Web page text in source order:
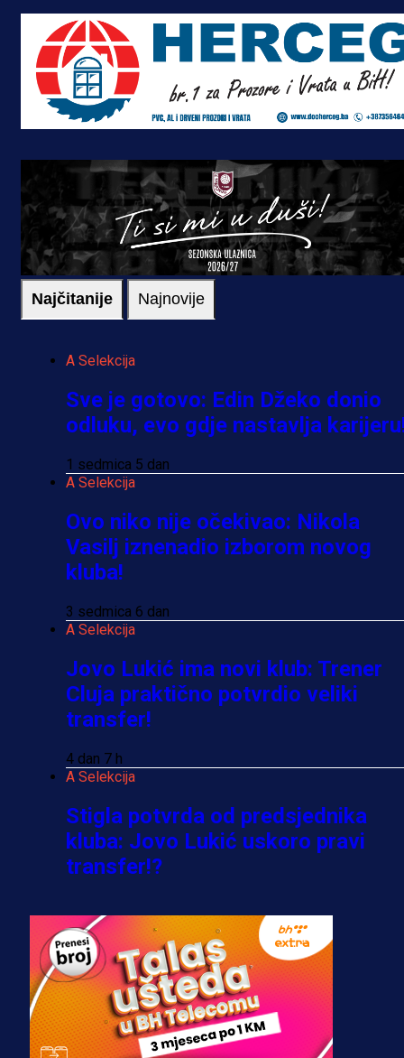
Najčitanije Najnovije
A Selekcija
Sve je gotovo: Edin Džeko donio
odluku, evo gdje nastavlja
1 sedmica 5 dan
A Selekcija
Ovo niko nije očekivao: Nikola
Vasilj iznenadio izborom novog
kluba!
3 sedmica 6 dan
A Selekcija
Jovo Lukić ima novi klub: Trener
Cluja praktično potvrdio veliki
transfer!
4 dan 7 h
A Selekcija
Stigla potvrda od predsjednika
kluba: Jovo Lukić uskoro pravi
transfer!?
A Selekcija
Zmajevi dobili veliko pojačanje:
Fudbaler Olympiacosa želi obući
dres BiH!
3 sedmica 4 dan